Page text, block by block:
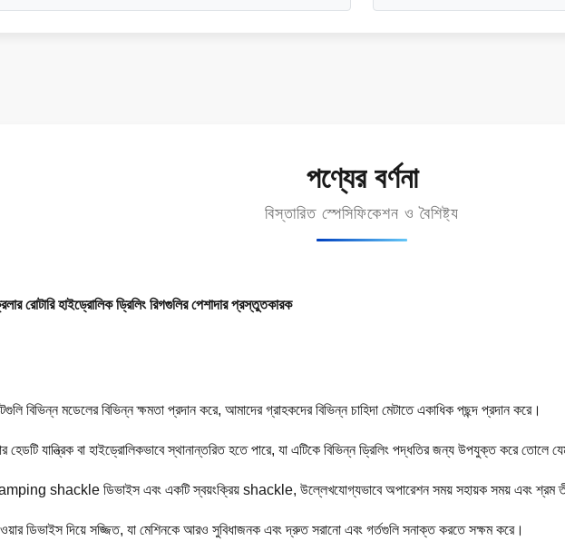
পণ্যের বর্ণনা
বিস্তারিত স্পেসিফিকেশন ও বৈশিষ্ট্য
রোটারি হাইড্রোলিক ড্রিলিং রিগগুলির পেশাদার প্রস্তুতকারক
বিভিন্ন মডেলের বিভিন্ন ক্ষমতা প্রদান করে, আমাদের গ্রাহকদের বিভিন্ন চাহিদা মেটাতে একাধিক পছন্দ প্রদান করে।
হেডটি যান্ত্রিক বা হাইড্রোলিকভাবে স্থানান্তরিত হতে পারে, যা এটিকে বিভিন্ন ড্রিলিং পদ্ধতির জন্য উপযুক্ত করে তোলে
shackle ডিভাইস এবং একটি স্বয়ংক্রিয় shackle, উল্লেখযোগ্যভাবে অপারেশন সময় সহায়ক সময় এবং শ্রম
ডিভাইস দিয়ে সজ্জিত, যা মেশিনকে আরও সুবিধাজনক এবং দ্রুত সরানো এবং গর্তগুলি সনাক্ত করতে সক্ষম করে।